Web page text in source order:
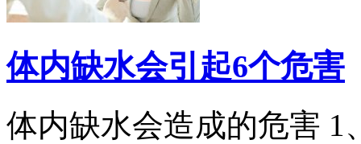
体内缺水会引起6个危害
体内缺水会造成的危害 1